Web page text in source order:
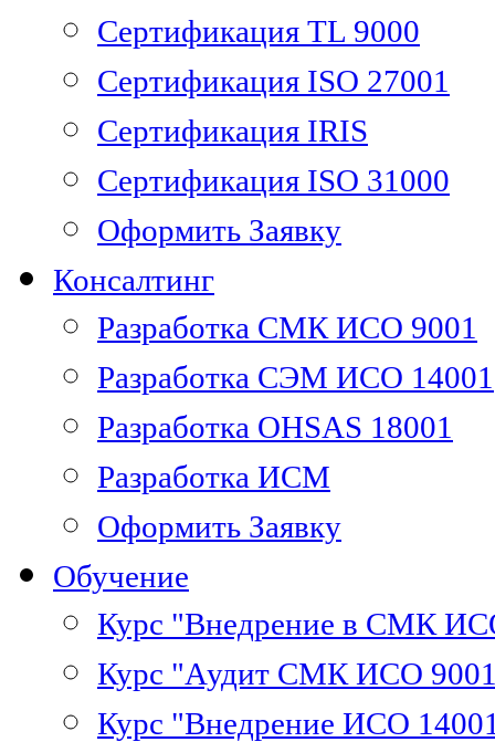
Сертификация TL 9000
Сертификация ISO 27001
Сертификация IRIS
Сертификация ISO 31000
Оформить Заявку
Консалтинг
Разработка СМК ИСО 9001
Разработка СЭМ ИСО 14001
Разработка OHSAS 18001
Разработка ИСМ
Оформить Заявку
Обучение
Курс "Внедрение в СМК
Курс "Аудит СМК ИСО
Курс "Внедрение ИСО